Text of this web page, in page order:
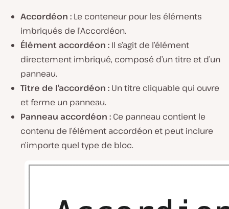
Accordéon : Le conteneur pour les éléments
imbriqués de l’Accordéon.
Élément accordéon : Il s’agit de l’élément
directement imbriqué, composé d’un titre et d’un
panneau.
Titre de l’accordéon : Un titre cliquable qui ouvre
et ferme un panneau.
Panneau accordéon : Ce panneau contient le
contenu de l’élément accordéon et peut inclure
n’importe quel type de bloc.